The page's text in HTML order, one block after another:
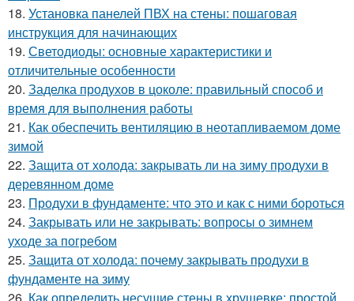
18. Установка панелей ПВХ на стены: пошаговая
инструкция для начинающих
19. Светодиоды: основные характеристики и
отличительные особенности
20. Заделка продухов в цоколе: правильный способ и
время для выполнения работы
21. Как обеспечить вентиляцию в неотапливаемом доме
зимой
22. Защита от холода: закрывать ли на зиму продухи в
деревянном доме
23. Продухи в фундаменте: что это и как с ними бороться
24. Закрывать или не закрывать: вопросы о зимнем
уходе за погребом
25. Защита от холода: почему закрывать продухи в
фундаменте на зиму